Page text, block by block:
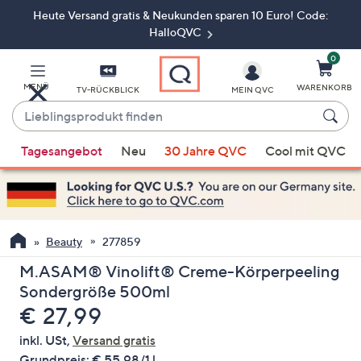
ZumHeute Versand gratis & Neukunden sparen 10 Euro! Code:
HalloQVC
MENÜ TV-RÜCKBLICK
Lieblingsprodukt
finden
Vorschläge
verfügbar
sind,
verwenden
Sie
die
Pfeiltasten
nach
oben
und
nach
MEIN QVC
0
WARENKORB
Tagesangebot Neu 30 Jahre QVC Cool mit QVC
Beauty 277859
M.ASAM® Vinolift® Creme-Körperpeeling
Sondergröße 500ml
Gelöscht
€ 27,99
inkl. USt, Versand gratis